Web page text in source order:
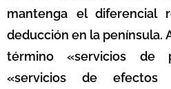
mantenga el diferencial
deducción en la península.
término «servicios de
«servicios de efectos